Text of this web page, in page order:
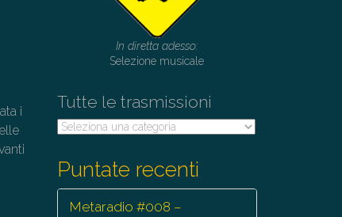
i
In diretta adesso:
Selezione musicale
Tutte le trasmissioni
Tutte
Puntate recenti
Metaradio #008 –